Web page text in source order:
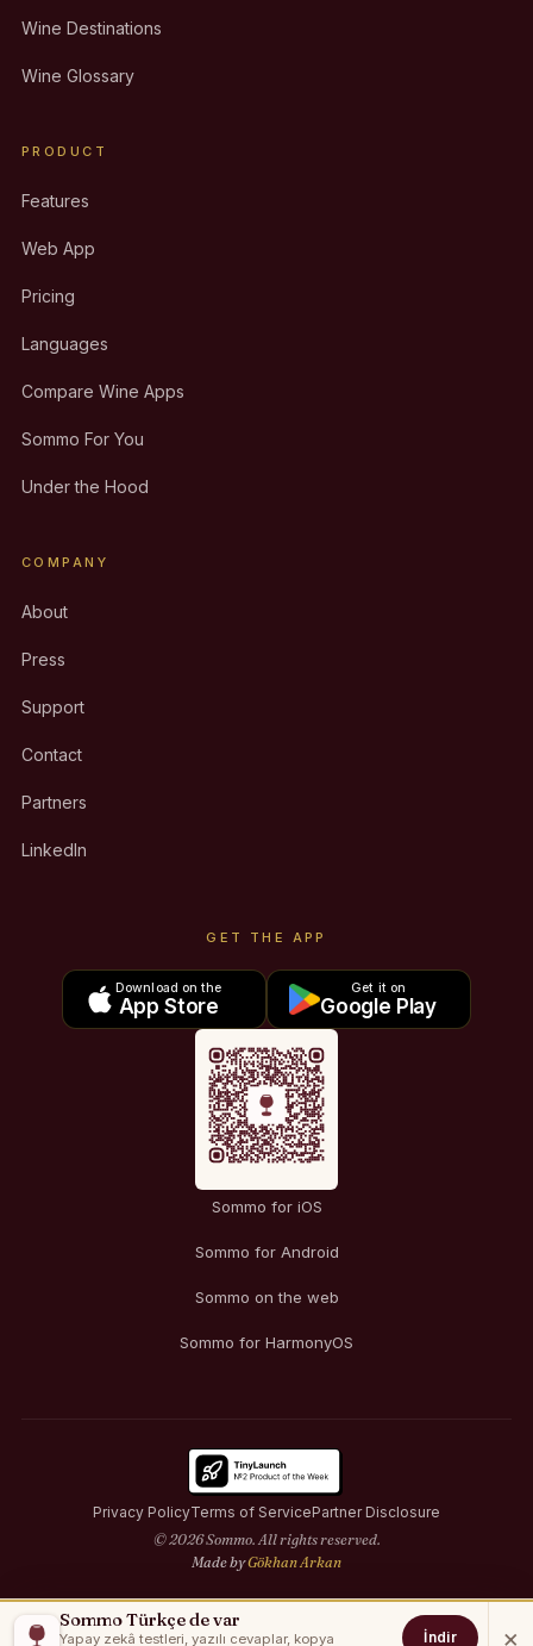
Wine Destinations
Wine Glossary
PRODUCT
Features
Web App
Pricing
Languages
Compare Wine Apps
Sommo For You
Under the Hood
COMPANY
About
Press
Support
Contact
Partners
LinkedIn
GET THE APP
Download on the
App Store
Get it on
Google Play
Sommo for iOS
Sommo for Android
Sommo on the web
Sommo for HarmonyOS
Privacy PolicyTerms of ServicePartner Disclosure
© 2026 Sommo. All rights reserved.
Made byGökhan Arkan
Sommo Türkçe de var
Yapay zekâ testleri, yazılı cevaplar, kopya İndir ×